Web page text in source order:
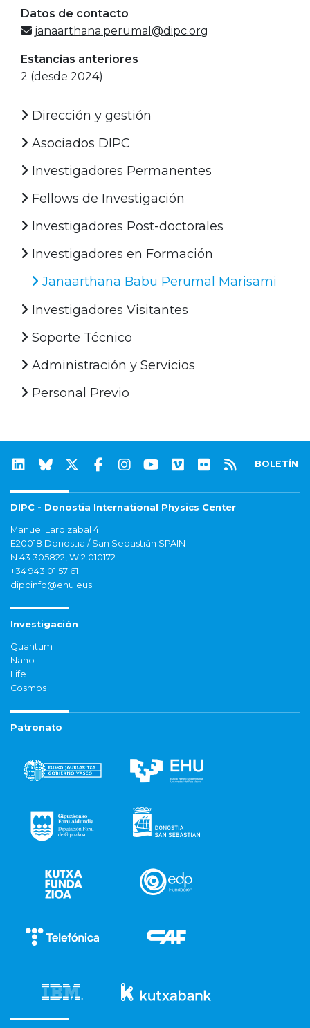
Datos de contacto
janaarthana.perumal@dipc.org
Estancias anteriores
2 (desde 2024)
Dirección y gestión
Asociados DIPC
Investigadores Permanentes
Fellows de Investigación
Investigadores Post-doctorales
Investigadores en Formación
Janaarthana Babu Perumal Marisami
Investigadores Visitantes
Soporte Técnico
Administración y Servicios
Personal Previo
BOLETÍN
DIPC - Donostia International Physics Center
Manuel Lardizabal 4
E20018 Donostia / San Sebastián SPAIN
N 43.305822, W 2.010172
+34 943 01 57 61
dipcinfo@ehu.eus
Investigación
Quantum
Nano
Life
Cosmos
Patronato